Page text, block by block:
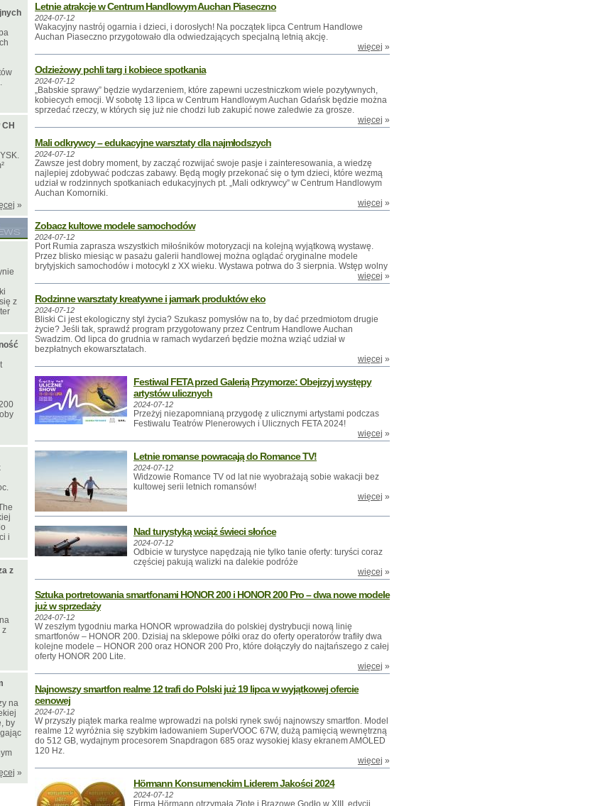
Letnie atrakcje w Centrum Handlowym Auchan Piaseczno
2024-07-12
Wakacyjny nastrój ogarnia i dzieci, i dorosłych! Na początek lipca Centrum Handlowe
Auchan Piaseczno przygotowało dla odwiedzających specjalną letnią akcję.
więcej »
Odzieżowy pchli targ i kobiece spotkania
2024-07-12
„Babskie sprawy” będzie wydarzeniem, które zapewni uczestniczkom wiele pozytywnych,
kobiecych emocji. W sobotę 13 lipca w Centrum Handlowym Auchan Gdańsk będzie można
sprzedać rzeczy, w których się już nie chodzi lub zakupić nowe zaledwie za grosze.
więcej »
Mali odkrywcy – edukacyjne warsztaty dla najmłodszych
2024-07-12
Zawsze jest dobry moment, by zacząć rozwijać swoje pasje i zainteresowania, a wiedzę
najlepiej zdobywać podczas zabawy. Będą mogły przekonać się o tym dzieci, które wezmą
udział w rodzinnych spotkaniach edukacyjnych pt. „Mali odkrywcy” w Centrum Handlowym
Auchan Komorniki.
więcej »
Zobacz kultowe modele samochodów
2024-07-12
Port Rumia zaprasza wszystkich miłośników motoryzacji na kolejną wyjątkową wystawę.
Przez blisko miesiąc w pasażu galerii handlowej można oglądać oryginalne modele
brytyjskich samochodów i motocykl z XX wieku. Wystawa potrwa do 3 sierpnia. Wstęp wolny
więcej »
Rodzinne warsztaty kreatywne i jarmark produktów eko
2024-07-12
Bliski Ci jest ekologiczny styl życia? Szukasz pomysłów na to, by dać przedmiotom drugie
życie? Jeśli tak, sprawdź program przygotowany przez Centrum Handlowe Auchan
Swadzim. Od lipca do grudnia w ramach wydarzeń będzie można wziąć udział w
bezpłatnych ekowarsztatach.
więcej »
Festiwal FETA przed Galerią Przymorze: Obejrzyj występy
artystów ulicznych
2024-07-12
Przeżyj niezapomnianą przygodę z ulicznymi artystami podczas
Festiwalu Teatrów Plenerowych i Ulicznych FETA 2024!
więcej »
Letnie romanse powracają do Romance TV!
2024-07-12
Widzowie Romance TV od lat nie wyobrażają sobie wakacji bez
kultowej serii letnich romansów!
więcej »
Nad turystyką wciąż świeci słońce
2024-07-12
Odbicie w turystyce napędzają nie tylko tanie oferty: turyści coraz
częściej pakują walizki na dalekie podróże
więcej »
Sztuka portretowania smartfonami HONOR 200 i HONOR 200 Pro – dwa nowe modele
już w sprzedaży
2024-07-12
W zeszłym tygodniu marka HONOR wprowadziła do polskiej dystrybucji nową linię
smartfonów – HONOR 200. Dzisiaj na sklepowe półki oraz do oferty operatorów trafiły dwa
kolejne modele – HONOR 200 oraz HONOR 200 Pro, które dołączyły do najtańszego z całej
oferty HONOR 200 Lite.
więcej »
Najnowszy smartfon realme 12 trafi do Polski już 19 lipca w wyjątkowej ofercie
cenowej
2024-07-12
W przyszły piątek marka realme wprowadzi na polski rynek swój najnowszy smartfon. Model
realme 12 wyróżnia się szybkim ładowaniem SuperVOOC 67W, dużą pamięcią wewnętrzną
do 512 GB, wydajnym procesorem Snapdragon 685 oraz wysokiej klasy ekranem AMOLED
120 Hz.
więcej »
Hörmann Konsumenckim Liderem Jakości 2024
2024-07-12
Firma Hörmann otrzymała Złote i Brązowe Godło w XIII. edycji
»
z
i
z
z
na
by
»